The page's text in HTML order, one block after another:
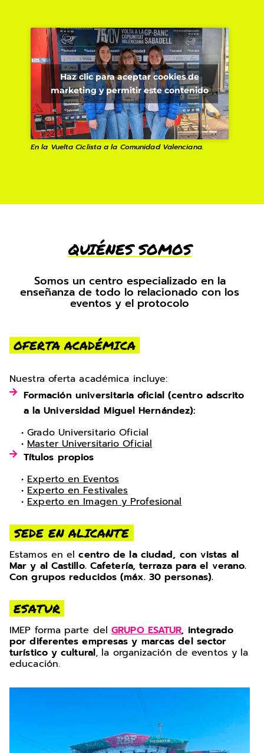
Haz clic para aceptar cookies de
marketing y permitir este contenido
En la Vuelta Ciclista a la Comunidad Valenciana.
QUIÉNES SOMOS
Somos un centro especializado en la
enseñanza de todo lo relacionado con los
eventos y el protocolo
OFERTA ACADÉMICA
Nuestra oferta académica incluye:
Formación universitaria oficial (centro adscrito
a la Universidad Miguel Hernández):
• Grado Universitario Oficial
•Master Universitario Oficial
Títulos propios
•Experto en Eventos
•Experto en Festivales
•Experto en Imagen y Profesional
SEDE EN ALICANTE
Estamos en elcentro de la ciudad, con vistas al
Mar y al Castillo. Cafetería, terraza para el verano.
Con grupos reducidos (máx. 30 personas).
ESATUR
IMEP forma parte delGRUPO ESATUR, integrado
por diferentes empresas y marcas del sector
turístico y cultural, la organización de eventos y la
educación.